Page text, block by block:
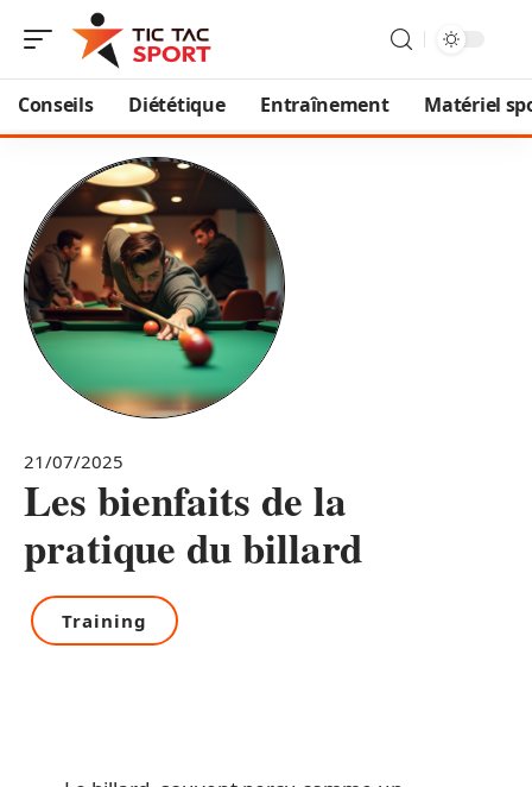
Conseils Diététique Entraînement Matériel
21/07/2025
Les bienfaits de la
pratique du billard
Training